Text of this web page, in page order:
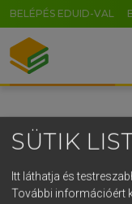
BELÉPÉS EDUID-VAL
SÜTIK
Itt láthatja és
További információért
GR
5
g h k
v b n